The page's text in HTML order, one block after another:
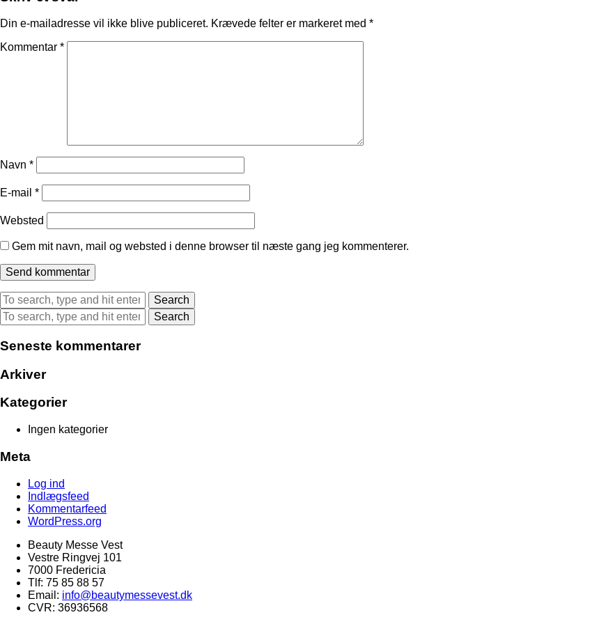
Din e-mailadresse vil ikke blive publiceret. Krævede felter er markeret med *
Kommentar *
Navn *
E-mail *
Websted
Gem mit navn, mail og websted i denne browser til næste gang jeg kommenterer.
Search
Search
Seneste kommentarer
Arkiver
Kategorier
Ingen kategorier
Meta
Log ind
Indlægsfeed
Kommentarfeed
WordPress.org
Beauty Messe Vest
Vestre Ringvej 101
7000 Fredericia
Tlf: 75 85 88 57
Email: info@beautymessevest.dk
CVR: 36936568